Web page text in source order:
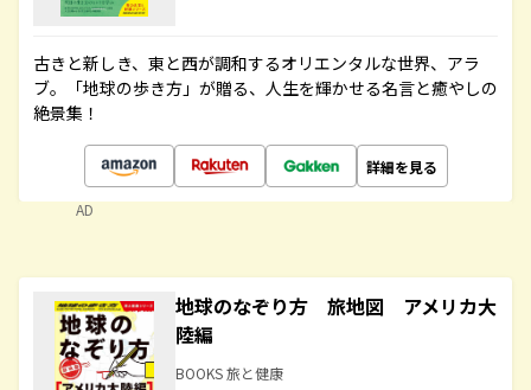
古きと新しき、東と西が調和するオリエンタルな世界、アラ
ブ。「地球の歩き方」が贈る、人生を輝かせる名言と癒やしの
絶景集！
詳細を見る
AD
地球のなぞり方 旅地図 アメリカ大
陸編
BOOKS 旅と健康